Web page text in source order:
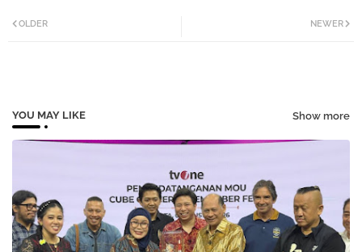
NEWER
OLDER
YOU MAY LIKE Show more